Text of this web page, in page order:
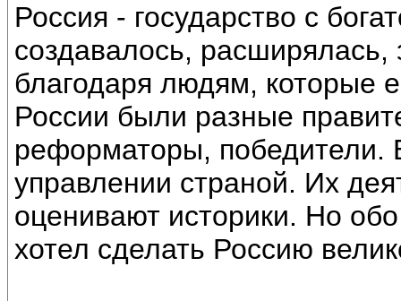
Россия - государство с
создавалось,
благодаря людям, которые
России были разные
реформаторы, победители.
управлении страной. Их
оценивают историки. Но
хотел сделать Россию